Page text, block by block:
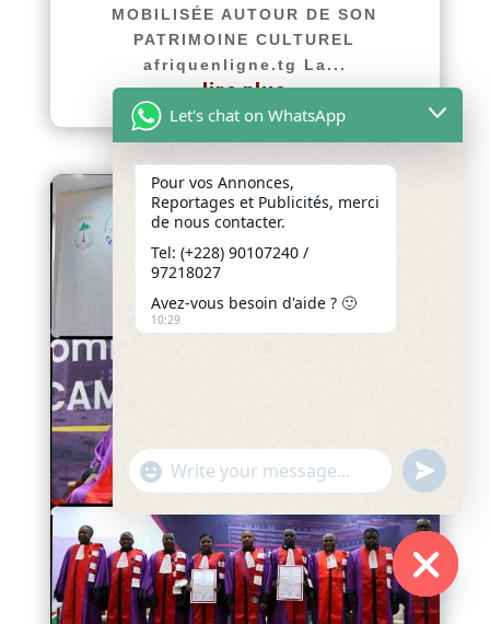
MOBILISÉE AUTOUR DE SON
PATRIMOINE CULTUREL
afriquenligne.tg La...
lire plus
Hide
Let's chat on WhatsApp
Pour vos Annonces,
Reportages et Publicités, merci
de nous contacter.
Tel: (+228) 90107240 /
97218027
Avez-vous besoin d'aide ? 🙂
10:29
"+chaty_settings.lang.emoji_picker+"
WhatsApp
undefined